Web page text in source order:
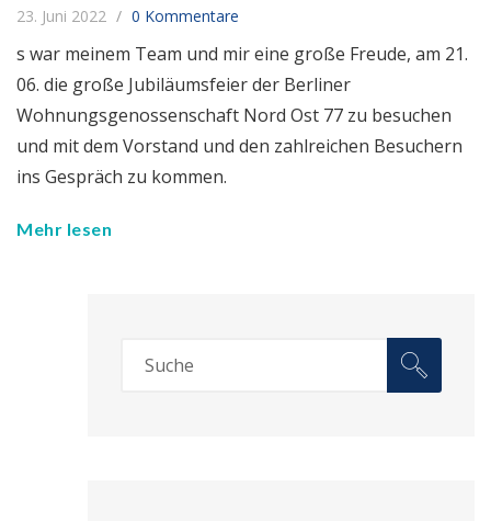
23. Juni 2022 0 Kommentare
s war meinem Team und mir eine große Freude, am 21.
06. die große Jubiläumsfeier der Berliner
Wohnungsgenossenschaft Nord Ost 77 zu besuchen
und mit dem Vorstand und den zahlreichen Besuchern
ins Gespräch zu kommen.
Mehr lesen